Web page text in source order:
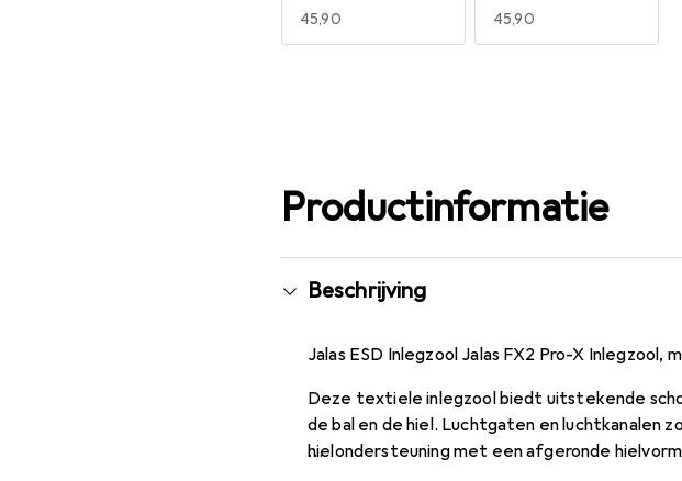
EUR
45,90 EUR
45,90
Productinformatie
Beschrijving
Jalas ESD Inlegzool Jalas FX2 Pro-X Inlegzool,
Deze textiele inlegzool biedt uitstekende
de bal en de hiel. Luchtgaten en
hielondersteuning met een afgeronde